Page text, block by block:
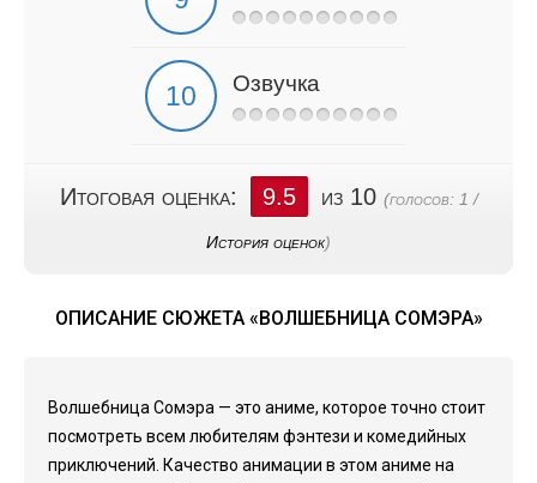
Озвучка
Итоговая оценка: 9.5 из 10 (голосов: 1 /
История оценок)
ОПИСАНИЕ СЮЖЕТА «ВОЛШЕБНИЦА СОМЭРА»
Волшебница Сомэра — это аниме, которое точно стоит
посмотреть всем любителям фэнтези и комедийных
приключений. Качество анимации в этом аниме на